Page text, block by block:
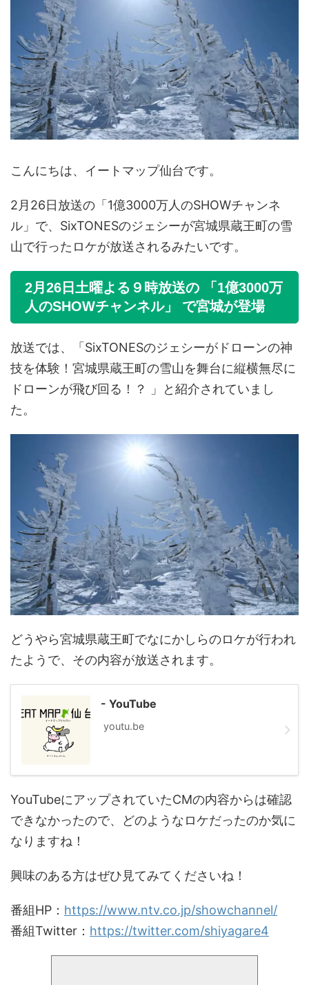
こんにちは、イートマップ仙台です。
2月26日放送の「1億3000万人のSHOWチャンネ
ル」で、SixTONESのジェシーが宮城県蔵王町の雪
山で行ったロケが放送されるみたいです。
2月26日土曜よる９時放送の 「1億3000万
人のSHOWチャンネル」 で宮城が登場
放送では、「SixTONESのジェシーがドローンの神
技を体験！宮城県蔵王町の雪山を舞台に縦横無尽に
ドローンが飛び回る！？ 」と紹介されていまし
た。
どうやら宮城県蔵王町でなにかしらのロケが行われ
たようで、その内容が放送されます。
- YouTube
youtu.be
YouTubeにアップされていたCMの内容からは確認
できなかったので、どのようなロケだったのか気に
なりますね！
興味のある方はぜひ見てみてくださいね！
番組HP： https://www.ntv.co.jp/showchannel/
番組Twitter： https://twitter.com/shiyagare4